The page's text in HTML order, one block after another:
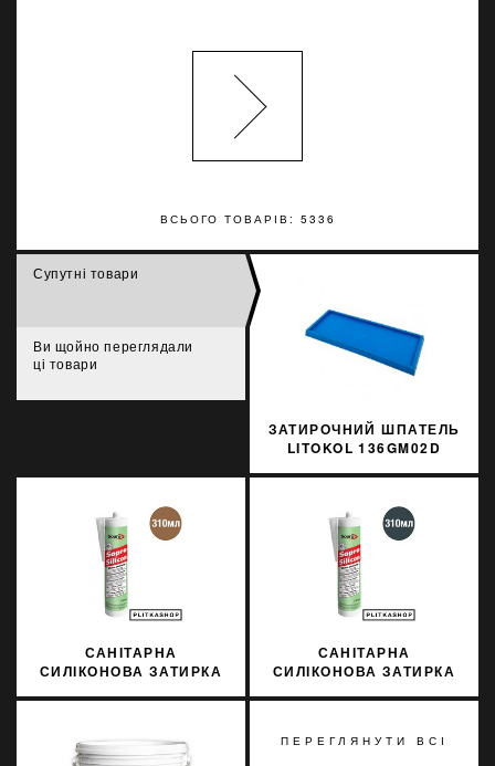
ВСЬОГО ТОВАРІВ: 5336
Супутні товари
Ви щойно переглядали
ці товари
ЗАТИРОЧНИЙ ШПАТЕЛЬ
LITOKOL 136GM02D
САНІТАРНА
СИЛІКОНОВА ЗАТИРКА
САНІТАРНА
СИЛІКОНОВА ЗАТИРКА
ПЕРЕГЛЯНУТИ ВСІ